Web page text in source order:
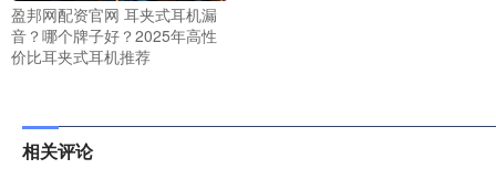
盈邦网配资官网 耳夹式耳机漏
音？哪个牌子好？2025年高性
价比耳夹式耳机推荐
相关评论